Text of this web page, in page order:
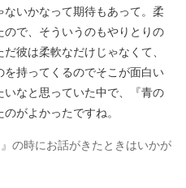
いかなって期待もあって。柔
で、そういうのもやりとりの
彼は柔軟なだけじゃなくて、
持ってくるのでそこが面白い
なと思っていた中で、『青の
がよかったですね。
の時にお話がきたときはいかが